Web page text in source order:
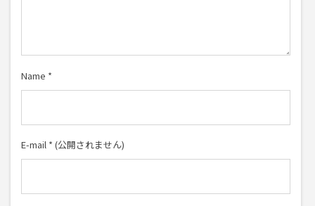
Name *
E-mail * (公開されません)